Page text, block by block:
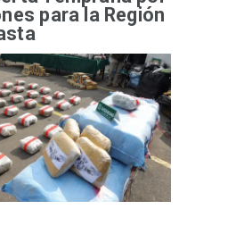
para la Región